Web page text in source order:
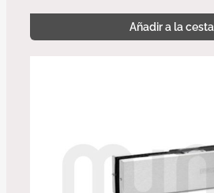
Añadir a la cesta